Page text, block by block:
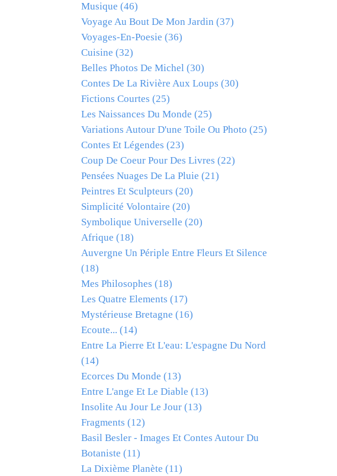
Musique (46)
Voyage Au Bout De Mon Jardin (37)
Voyages-En-Poesie (36)
Cuisine (32)
Belles Photos De Michel (30)
Contes De La Rivière Aux Loups (30)
Fictions Courtes (25)
Les Naissances Du Monde (25)
Variations Autour D'une Toile Ou Photo (25)
Contes Et Légendes (23)
Coup De Coeur Pour Des Livres (22)
Pensées Nuages De La Pluie (21)
Peintres Et Sculpteurs (20)
Simplicité Volontaire (20)
Symbolique Universelle (20)
Afrique (18)
Auvergne Un Périple Entre Fleurs Et Silence
(18)
Mes Philosophes (18)
Les Quatre Elements (17)
Mystérieuse Bretagne (16)
Ecoute... (14)
Entre La Pierre Et L'eau: L'espagne Du Nord
(14)
Ecorces Du Monde (13)
Entre L'ange Et Le Diable (13)
Insolite Au Jour Le Jour (13)
Fragments (12)
Basil Besler - Images Et Contes Autour Du
Botaniste (11)
La Dixième Planète (11)